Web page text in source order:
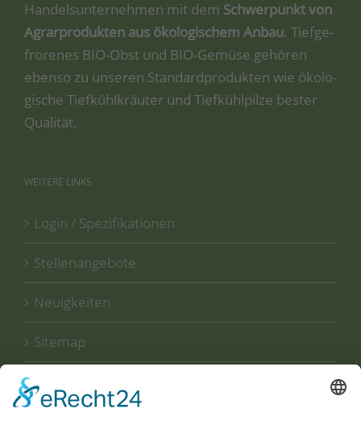
Han­dels­un­ter­neh­men mit dem Schwer­punkt von
Agrar­pro­duk­ten aus öko­lo­gi­schem Anbau. Tief­ge­
fro­re­nes BIO-Obst und BIO-Gemü­se gehö­ren
eben­so zu unse­ren Stan­dard­pro­duk­ten wie öko­lo­
gi­sche Tief­kühl­kräu­ter und Tief­kühl­pil­ze bes­ter
Qualität.
WEITERE LINKS
Login / Spezifikationen
Stellenangebote
Neuigkeiten
Sitemap
Disclaimer